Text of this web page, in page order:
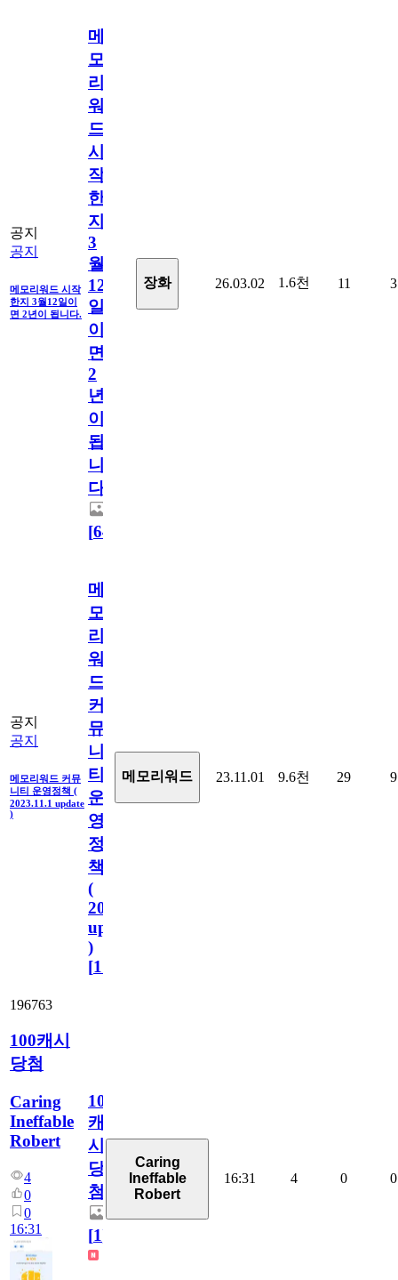
공지
공지
메모리워드 시작
한지 3월12일이
면 2년이 됩니다.
메
모
리
워
드
시
작
한
지
3
월
12
일
이
면
2
년
이
됩
니
다.
[64
장화 26.03.02 1.6천 11 3
공지
공지
메모리워드 커뮤
니티 운영정책 (
2023.11.1 update
)
메
모
리
워
드
커
뮤
니
티
운
영
정
책
(
2023.11.1
update
)
[110
메모리워드 23.11.01 9.6천 29 9
196763
100캐시
당첨
Caring
Ineffable
Robert
4
0
0
16:31
100
캐
시
당
첨
[1]
Caring
Ineffable
Robert
16:31 4 0 0